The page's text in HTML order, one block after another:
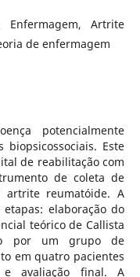
Artrite
de enfermagem
potencialmente
Este
de reabilitação com
de coleta de
artrite reumatóide. A
elaboração do
teórico de Callista
por um grupo de
em quatro pacientes
avaliação final. A